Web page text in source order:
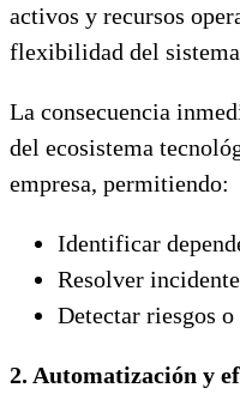
activos y recursos
flexibilidad del sistema
La consecuencia
del ecosistema
empresa, permitiendo:
Identificar
Resolver
Detectar riesgos
2. Automatización y